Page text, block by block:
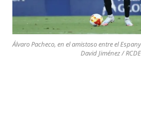
Álvaro Pacheco, en el amistoso entre el
David Jiménez / RCDE